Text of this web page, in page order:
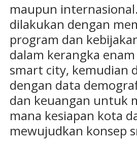
maupun
dilakukan dengan
program dan
dalam kerangka
smart city, kemudian
dengan data
dan keuangan untuk
mana kesiapan kota
mewujudkan konsep